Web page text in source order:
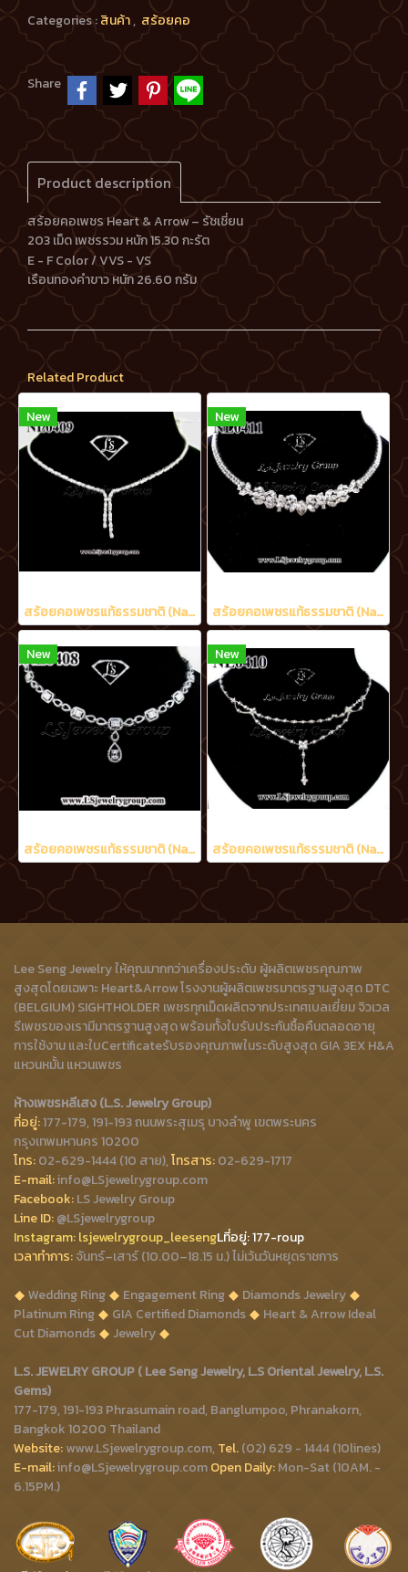
Categories :สินค้า, สร้อยคอ
Share
Product description
สร้อยคอเพชร Heart & Arrow – รัชเชี่ยน
203 เม็ดเพชรรวม หนัก 15.30 กะรัต
E - F Color / VVS - VS
เรือนทองคำขาว หนัก 26.60 กรัม
Related Product
New
สร้อยคอเพชรแท้ธรรมชาติ (Natural Diamonds) 1.70 Ct.
New
สร้อยคอเพชรแท้ธรรมชาติ (Natural Diamonds) 6.50 Ct.
New
สร้อยคอเพชรแท้ธรรมชาติ (Natural Diamonds) น้ำงามที่สุด (Perfect Heart&Arrow Ideal Cut) 3.20 Ct.
New
สร้อยคอเพชรแท้ธรรมชาติ (Natural Diamonds) 2.02 Ct.
Lee Seng Jewelry ให้คุณมากกว่าเครื่องประดับ ผู้ผลิตเพชรคุณภาพ
สูงสุดโดยเฉพาะ Heart&Arrow โรงงานผู้ผลิตเพชรมาตรฐานสูงสุด DTC
(BELGIUM) SIGHTHOLDER เพชรทุกเม็ดผลิตจากประเทศเบลเยี่ยม จิวเวล
รีเพชรของเรามีมาตรฐานสูงสุด พร้อมทั้งใบรับประกันซื้อคืนตลอดอายุ
การใช้งาน และใบCertificateรับรองคุณภาพในระดับสูงสุด GIA 3EX H&A
แหวนหมั้น แหวนเพชร
ห้างเพชรหลีเสง (L.S. Jewelry Group)
ที่อยู่:177-179, 191-193 ถนนพระสุเมรุ บางลำพู เขตพระนคร
กรุงเทพมหานคร 10200
โทร:02-629-1444 (10 สาย),โทรสาร:02-629-1717
E-mail:info@LSjewelrygroup.com
Facebook:LS Jewelry Group
Line ID:@LSjewelrygroup
Instagram:lsjewelrygroup_leesengLที่อยู่: 177-roup
เวลาทำการ:จันทร์–เสาร์ (10.00–18.15 น.) ไม่เว้นวันหยุดราชการ
Wedding Ring
Engagement Ring
Diamonds Jewelry
Platinum Ring
GIA Certified Diamonds
Heart & Arrow Ideal
Cut Diamonds
Jewelry
L.S. JEWELRY GROUP ( Lee Seng Jewelry, L.S Oriental Jewelry, L.S.
Gems)
177-179, 191-193 Phrasumain road, Banglumpoo, Phranakorn,
Bangkok 10200 Thailand
Website:www.LSjewelrygroup.com, Tel.(02) 629 - 1444 (10lines)
E-mail:info@LSjewelrygroup.comOpen Daily:Mon-Sat (10AM. -
6.15PM.)